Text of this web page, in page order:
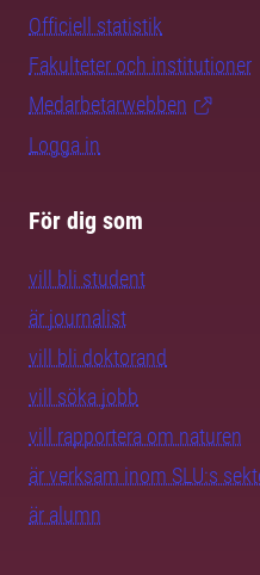
Officiell statistik
Fakulteter och institutioner
Medarbetarwebben
Logga in
För dig som
vill bli student
är journalist
vill bli doktorand
vill söka jobb
vill rapportera om naturen
är verksam inom SLU:s
är alumn